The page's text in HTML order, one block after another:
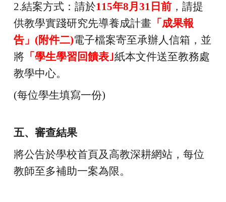
2.結案方式：請於115年8月31日前 ，請提
供教學實踐研究先導養成計畫 「成果報
告」(附件二)電子檔案寄至承辦人信箱，並
將 「學生學習回饋表｣紙本文件送至教務處
教學中心。
(每位學生填寫一份)
五、審查結果
將公告於學校首頁及高教深耕網站，每位
教師至多補助一案為限。